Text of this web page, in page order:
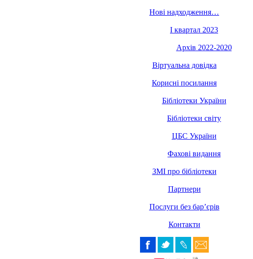
Нові надходження…
I квартал 2023
Архів 2022-2020
Віртуальна довідка
Корисні посилання
Бібліотеки України
Бібліотеки світу
ЦБС України
Фахові видання
ЗМІ про бібліотеки
Партнери
Послуги без бар’єрів
Контакти